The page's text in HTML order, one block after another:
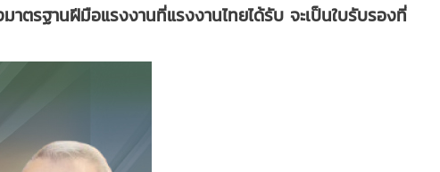
ตรฐานฝีมือแรงงานที่แรงงานไทยได้รับ จะเป็นใบรับรองที่